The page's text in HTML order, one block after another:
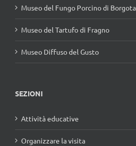
Museo del Fungo Porcino di
Museo del Tartufo di Fragno
Museo Diffuso del Gusto
SEZIONI
Attività educative
Organizzare la visita